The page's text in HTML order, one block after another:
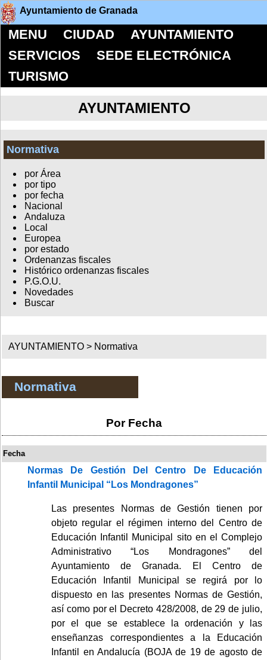
Ayuntamiento de Granada
MENU CIUDAD
AYUNTAMIENTO
SERVICIOS
SEDE ELECTRÓNICA
TURISMO
AYUNTAMIENTO
Normativa
por Área
por tipo
por fecha
Nacional
Andaluza
Local
Europea
por estado
Ordenanzas fiscales
Histórico ordenanzas fiscales
P.G.O.U.
Novedades
Buscar
AYUNTAMIENTO > Normativa
Normativa
Por Fecha
Fecha
Normas De Gestión Del Centro De Educación
Infantil Municipal “Los Mondragones”
Las presentes Normas de Gestión tienen por
objeto regular el régimen interno del Centro de
Educación Infantil Municipal sito en el Complejo
Administrativo “Los Mondragones” del
Ayuntamiento de Granada. El Centro de
Educación Infantil Municipal se regirá por lo
dispuesto en las presentes Normas de Gestión,
así como por el Decreto 428/2008, de 29 de julio,
por el que se establece la ordenación y las
enseñanzas correspondientes a la Educación
Infantil en Andalucía (BOJA de 19 de agosto de